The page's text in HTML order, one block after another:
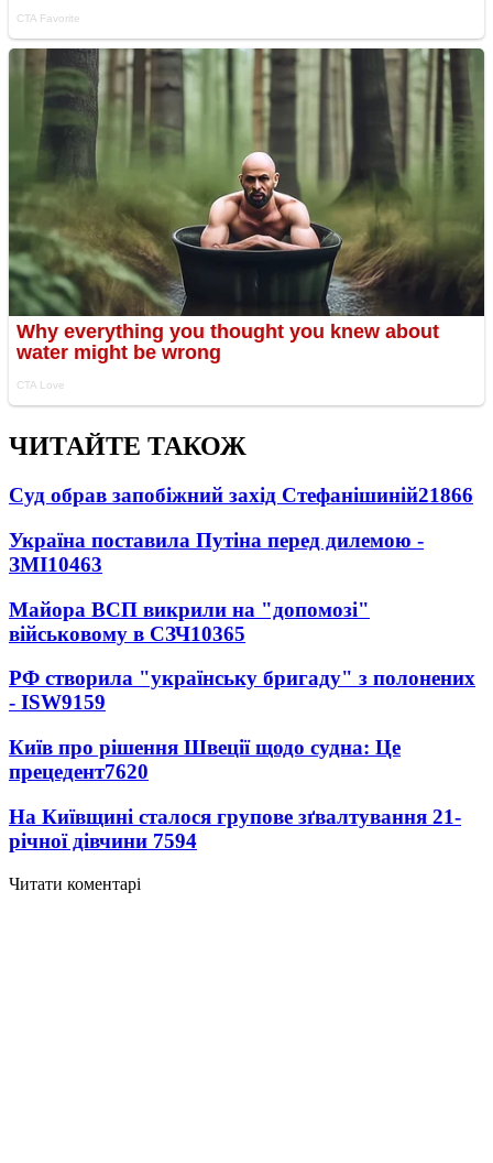
ЧИТАЙТЕ ТАКОЖ
Суд обрав запобіжний захід Стефанішиній21866
Україна поставила Путіна перед дилемою -
ЗМІ10463
Майора ВСП викрили на "допомозі"
військовому в СЗЧ10365
РФ створила "українську бригаду" з полонених
- ISW9159
Київ про рішення Швеції щодо судна: Це
прецедент7620
На Київщині сталося групове зґвалтування 21-
річної дівчини 7594
Читати коментарі